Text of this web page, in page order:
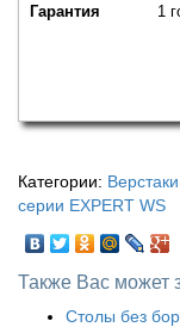
Гарантия 1
Категории:
серии EXPERT WS
Также Вас может
Столы без